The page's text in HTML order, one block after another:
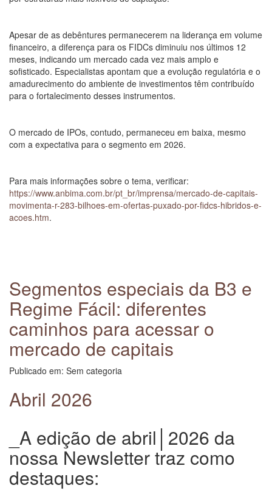
Apesar de as debêntures permanecerem na liderança em volume
financeiro, a diferença para os FIDCs diminuiu nos últimos 12
meses, indicando um mercado cada vez mais amplo e
sofisticado. Especialistas apontam que a evolução regulatória e o
amadurecimento do ambiente de investimentos têm contribuído
para o fortalecimento desses instrumentos.
O mercado de IPOs, contudo, permaneceu em baixa, mesmo
com a expectativa para o segmento em 2026.
Para mais informações sobre o tema, verificar:
https://www.anbima.com.br/pt_br/imprensa/mercado-de-capitais-
movimenta-r-283-bilhoes-em-ofertas-puxado-por-fidcs-hibridos-e-
acoes.htm.
Segmentos especiais da B3 e
Regime Fácil: diferentes
caminhos para acessar o
mercado de capitais
Publicado em: Sem categoria
Abril 2026
_A edição de abril│2026 da
nossa Newsletter traz como
destaques: